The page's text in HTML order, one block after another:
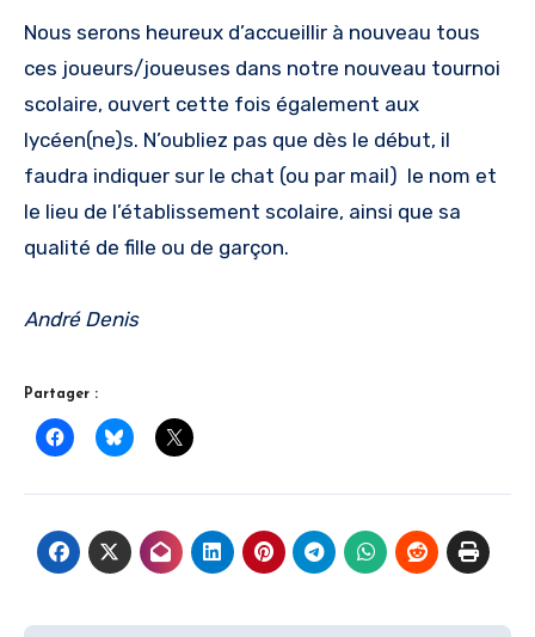
Nous serons heureux d’accueillir à nouveau tous
ces joueurs/joueuses dans notre nouveau tournoi
scolaire, ouvert cette fois également aux
lycéen(ne)s. N’oubliez pas que dès le début, il
faudra indiquer sur le chat (ou par mail) le nom et
le lieu de l’établissement scolaire, ainsi que sa
qualité de fille ou de garçon.
André Denis
Partager :